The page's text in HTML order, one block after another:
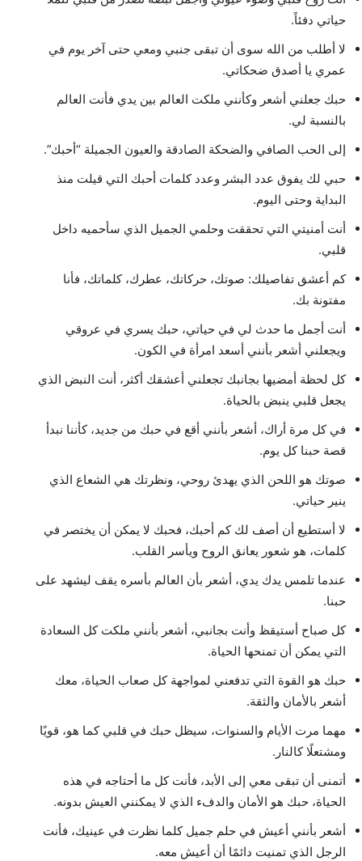
حياتي دفئاً.
لا أطلب من الله سوى أن تبقى جنبي ومعي حتى آخر يوم في
عمري يا أصدق ضحكاتي.
حبك جعلني أشعر وكأنني ملكت العالم بين يدي فأنت العالم
بالنسبة لي.
إلى الحب الصافي والضحكة الصادقة والعيون الجميلة “أحبك”.
حبي لك يفوق عدد البشر وعدد كلمات أحبك التي قيلت منذ
البداية وحتى اليوم.
أنت أمنيتي التي تحققت وحلمي الجميل الذي سأحميه داخل
قلبي.
كم أعشق تفاصيلك: صوتك، حركاتك، عطرك، كلماتك، فأنا
مفتونة بك.
أنت أجمل ما حدث لي في حياتي، حبك يسري في عروقي
ويجعلني أشعر بأنني أسعد امرأة في الكون.
كل لحظة أمضيها بجانبك تجعلني أعشقك أكثر، أنت النبض الذي
يجعل قلبي ينبض بالحياة.
في كل مرة أراك، أشعر بأنني أقع في حبك من جديد، كأننا نبدأ
قصة حبنا كل يوم.
صوتك هو اللحن الذي يهدئ روحي، ونظرتك هي الشعاع الذي
ينير حياتي.
لا أستطيع أن أصف لك كم أحبك، فحبك لا يمكن أن يختصر في
كلمات، هو شعور يعانق الروح ويأسر القلب.
عندما تلمس يدك يدي، أشعر بأن العالم بأسره يقف ليشهد على
حبنا.
كل صباح أستيقظ وأنت بجانبي، أشعر بأنني ملكت كل السعادة
التي يمكن أن تمنحها الحياة.
حبك هو القوة التي تدفعني لمواجهة كل صعاب الحياة، معك
أشعر بالأمان والثقة.
مهما مرت الأيام والسنوات، سيظل حبك في قلبي كما هو، قويًا
ومشتعلًا كالنار.
أتمنى أن تبقى معي إلى الأبد، فأنت كل ما أحتاجه في هذه
الحياة، حبك هو الأمان والدفء الذي لا يمكنني العيش بدونه.
أشعر بأنني أعيش في حلم جميل كلما نظرت في عينيك، فأنت
الرجل الذي تمنيت دائمًا أن أعيش معه.